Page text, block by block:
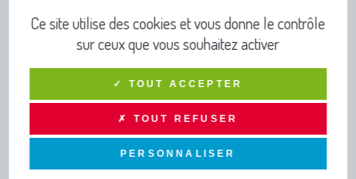
TOUTE L’INFO DRAGA
Lettres d'infos - Newsletters
Agenda
Concert musiques actuelles - Viviers
PUBLICATIONS
Ce site utilise des cookies et vous donne le contrôle
sur ceux que vous souhaitez activer
✓ TOUT ACCEPTER
✗ TOUT REFUSER
PERSONNALISER